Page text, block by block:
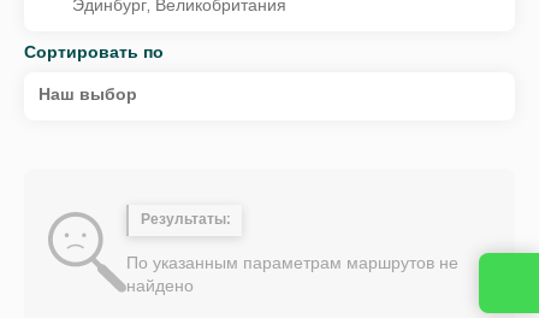
Сортировать по
Наш выбор
Результаты:
По указанным параметрам маршрутов не
найдено